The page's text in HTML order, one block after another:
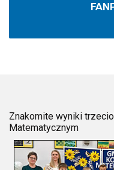
Znakomite wyniki
Matematycznym